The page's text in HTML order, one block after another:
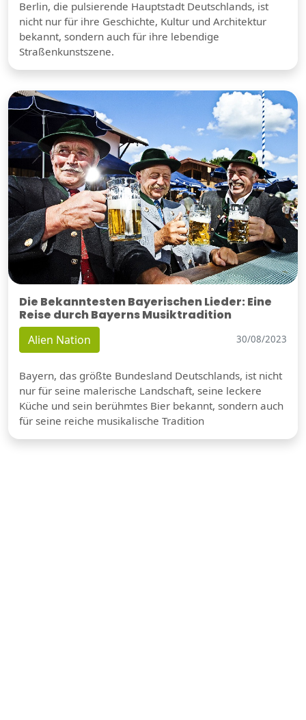
Berlin, die pulsierende Hauptstadt Deutschlands, ist
nicht nur für ihre Geschichte, Kultur und Architektur
bekannt, sondern auch für ihre lebendige
Straßenkunstszene.
Die Bekanntesten Bayerischen Lieder: Eine
Reise durch Bayerns Musiktradition
Alien Nation 30/08/2023
Bayern, das größte Bundesland Deutschlands, ist nicht
nur für seine malerische Landschaft, seine leckere
Küche und sein berühmtes Bier bekannt, sondern auch
für seine reiche musikalische Tradition